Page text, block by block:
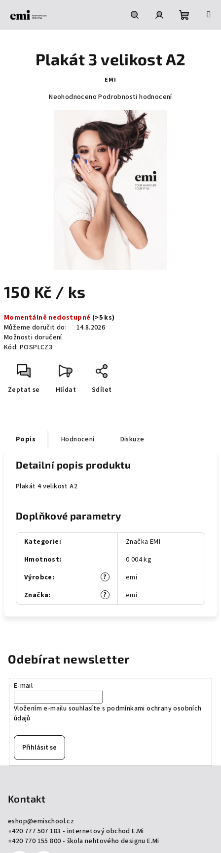
HledatPřihlášeníNákupní
košík
150 Kč / ks
cena:
Momentálně nedostupné (>5 ks)
Můžeme doručit do:
14.8.2026
Možnosti doručení
Kód: POSPLCZ3
Zeptat se Hlídat Sdílet
Plakát 3 velikost A2
EMI
Průměrné
hvězdiček.
Neohodnoceno Podrobnosti hodnocení
Popis Hodnocení Diskuze
Detailní popis produktu
Plakát 4 velikost A2
Doplňkové parametry
Kategorie:
Značka EMI
Hmotnost:
0.004 kg
?
Výrobce:
emi
?
Značka: emi
Odebírat newsletter
E-mail
Vložením e-mailu souhlasíte s podmínkami ochrany osobních
údajů
Přihlásit se
Kontakt
eshop@emischool.cz
+420 777 507 183 - internetový obchod E.Mi
+420 770 155 800 - škola nehtového designu E.Mi